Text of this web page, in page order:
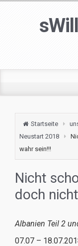
Startseite
Neustart 2018
wahr sein!!!
Nicht
doch
Albanien Teil 2
07.07 –